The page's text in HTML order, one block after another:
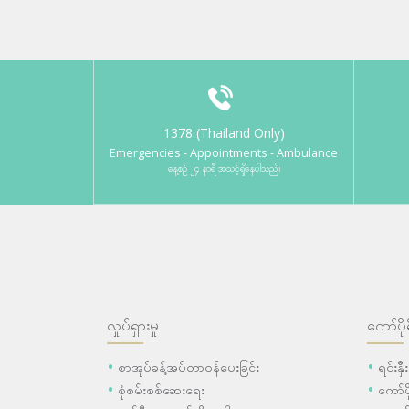
1378 (Thailand Only)
Emergencies - Appointments - Ambulance
နေ့စဉ် ၂၄ နာရီ အသင့်ရှိနေပါသည်။
လှုပ်ရှားမှု
စာအုပ်ခန့်အပ်တာဝန်ပေးခြင်း
စုံစမ်းစစ်ဆေးရေး
ကော်
ရင်း
ကေ